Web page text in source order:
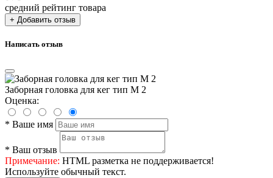
средний рейтинг товара
+ Добавить отзыв
Написать отзыв
Заборная головка для кег тип M 2
Оценка:
* Ваше имя
* Ваш отзыв
Примечание: HTML разметка не поддерживается!
Используйте обычный текст.